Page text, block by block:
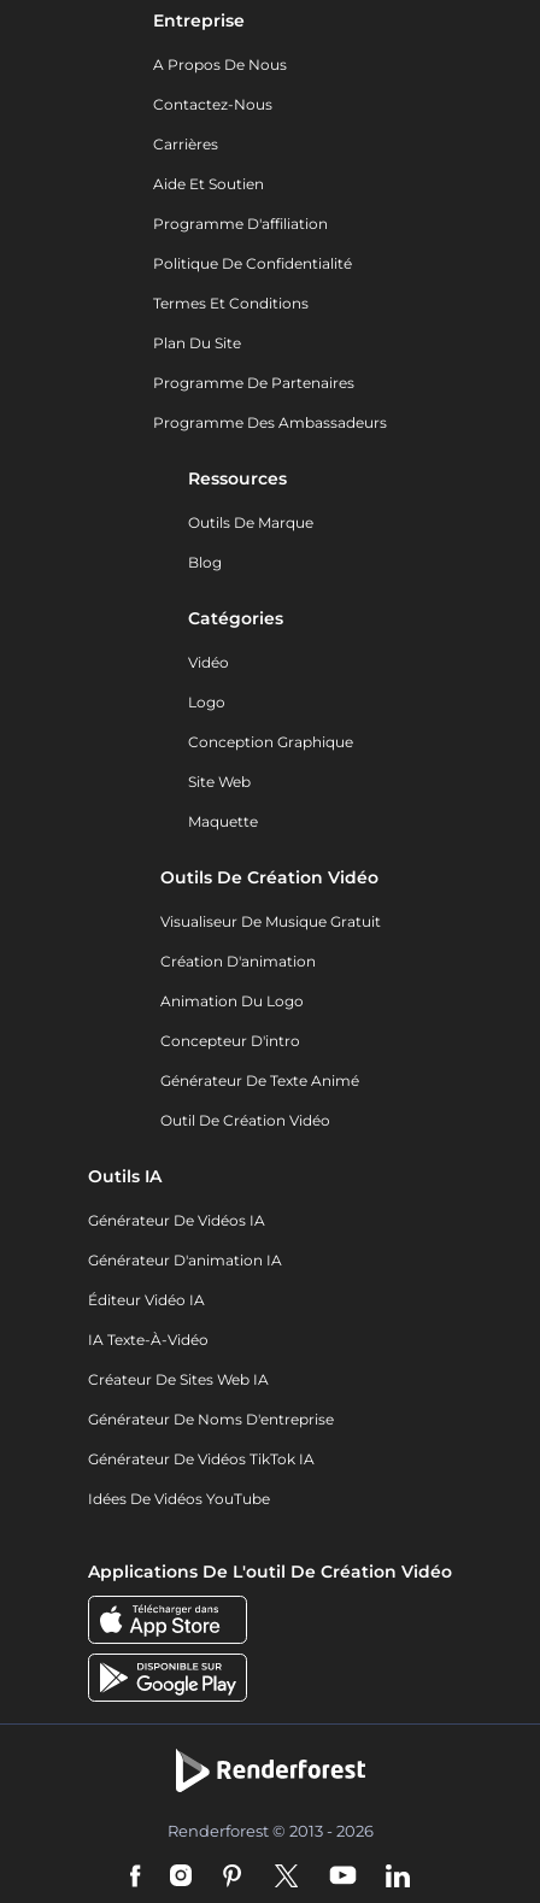
Entreprise
A Propos De Nous
Contactez-Nous
Carrières
Aide Et Soutien
Programme D'affiliation
Politique De Confidentialité
Termes Et Conditions
Plan Du Site
Programme De Partenaires
Programme Des Ambassadeurs
Ressources
Outils De Marque
Blog
Catégories
Vidéo
Logo
Conception Graphique
Site Web
Maquette
Outils De Création Vidéo
Visualiseur De Musique Gratuit
Création D'animation
Animation Du Logo
Concepteur D'intro
Générateur De Texte Animé
Outil De Création Vidéo
Outils IA
Générateur De Vidéos IA
Générateur D'animation IA
Éditeur Vidéo IA
IA Texte-À-Vidéo
Créateur De Sites Web IA
Générateur De Noms D'entreprise
Générateur De Vidéos TikTok IA
Idées De Vidéos YouTube
Applications De L'outil De Création Vidéo
Renderforest © 2013 - 2026